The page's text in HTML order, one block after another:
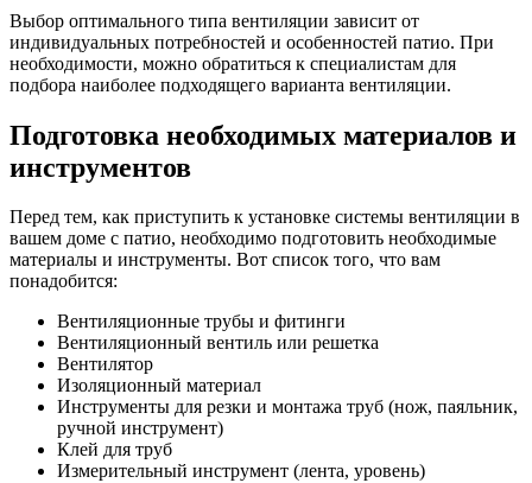
Выбор оптимального типа вентиляции зависит от
индивидуальных потребностей и особенностей патио. При
необходимости, можно обратиться к специалистам для
подбора наиболее подходящего варианта вентиляции.
Подготовка необходимых материалов и
инструментов
Перед тем, как приступить к установке системы вентиляции в
вашем доме с патио, необходимо подготовить необходимые
материалы и инструменты. Вот список того, что вам
понадобится:
Вентиляционные трубы и фитинги
Вентиляционный вентиль или решетка
Вентилятор
Изоляционный материал
Инструменты для резки и монтажа труб (нож, паяльник,
ручной инструмент)
Клей для труб
Измерительный инструмент (лента, уровень)